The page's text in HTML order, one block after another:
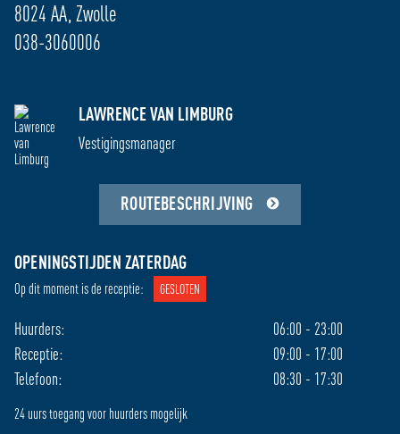
8024 AA, Zwolle
038-3060006
LAWRENCE VAN LIMBURG
Vestigingsmanager
ROUTEBESCHRIJVING
OPENINGSTIJDEN ZATERDAG
Op dit moment is de receptie: GESLOTEN
Huurders:
06:00 - 23:00
Receptie:
09:00 - 17:00
Telefoon:
08:30 - 17:30
24 uurs toegang voor huurders mogelijk
OPENINGSTIJDEN HUURDERS: 06:00 – 23:00 /
24 UURS TOEGANG MOGELIJK
TELEFONIE
Ma
09:00 - 18:00
08:00 - 21:30
Di
09:00 - 18:00
08:00 - 21:30
Wo
Vr